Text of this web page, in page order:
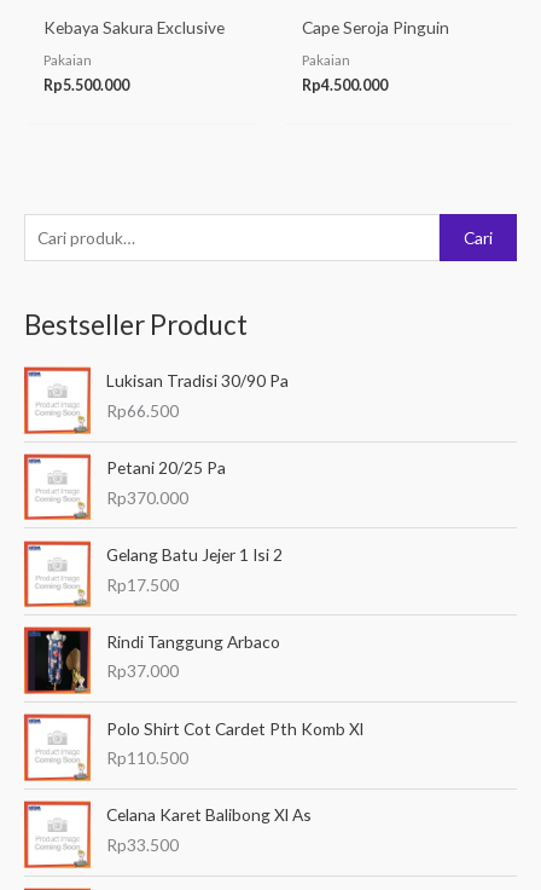
e
c
a
u
n
u
Cari
Bestseller Product
Lukisan Tradisi 30/90 Pa
Rp66.500
Petani 20/25 Pa
Rp370.000
Gelang Batu Jejer 1 Isi 2
Rp17.500
Rindi Tanggung Arbaco
Rp37.000
Polo Shirt Cot Cardet Pth Komb Xl
Rp110.500
Celana Karet Balibong Xl As
Rp33.500
Kebaya Sakura Exclusive
Pakaian
Rp5.500.000
Cape Seroja Pinguin
Pakaian
Rp4.500.000